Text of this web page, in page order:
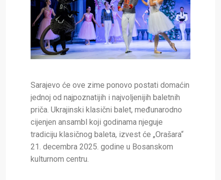
Sarajevo će ove zime ponovo postati domaćin
jednoj od najpoznatijih i najvoljenijih baletnih
priča. Ukrajinski klasični balet, međunarodno
cijenjen ansambl koji godinama njeguje
tradiciju klasičnog baleta, izvest će „Orašara“
21. decembra 2025. godine u Bosanskom
kulturnom centru.